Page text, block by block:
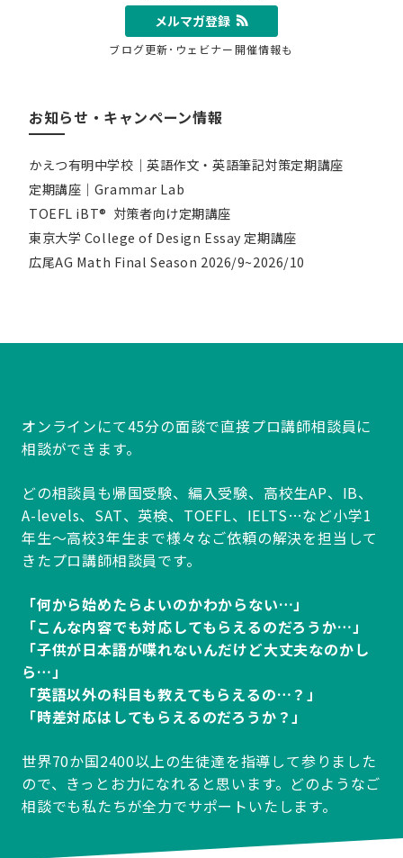
メルマガ登録
ブログ更新･ウェビナー開催情報も
お知らせ・キャンペーン情報
かえつ有明中学校｜英語作文・英語筆記対策定期講座
定期講座｜Grammar Lab
TOEFL iBT® 対策者向け定期講座
東京大学 College of Design Essay 定期講座
広尾AG Math Final Season 2026/9~2026/10
オンラインにて45分の面談で直接プロ講師相談員に
相談ができます。
どの相談員も帰国受験、編入受験、高校生AP、IB、
A-levels、SAT、英検、TOEFL、IELTS…など小学1
年生～高校3年生まで様々なご依頼の解決を担当して
きたプロ講師相談員です。
「何から始めたらよいのかわからない…」
「こんな内容でも対応してもらえるのだろうか…」
「子供が日本語が喋れないんだけど大丈夫なのかし
ら…」
「英語以外の科目も教えてもらえるの…？」
「時差対応はしてもらえるのだろうか？」
世界70か国2400以上の生徒達を指導して参りました
ので、きっとお力になれると思います。どのようなご
相談でも私たちが全力でサポートいたします。